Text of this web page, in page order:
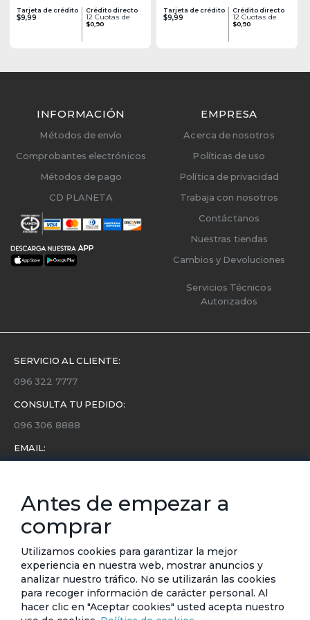
Tarjeta de crédito
$9,99
Crédito directo
12 Cuotas de
$0,90
Tarjeta de crédito
$9,99
Crédito directo
12 Cuotas de
$0,90
INFORMACIÓN
Métodos de envío
Comprobantes electrónicos
Métodos de pago
CD PLANETA
EMPRESA
Acerca de nosotros
Políticas de uso
Política de privacidad
Trabaja con nosotros
Contáctanos
Nuestras tiendas
Cambios y Devoluciones
Servicios Técnicos
Autorizados
SERVICIO AL CLIENTE:
096 322 7777
CONSULTA TU PEDIDO:
096 306 8888
EMAIL:
Conoce toda la información sobre últimas colecciones,
eventos y ofertas.
Subscríbete a nuestro newsletter
SUSCRIBIRSE
Antes de empezar a
comprar
Utilizamos cookies para garantizar la mejor
experiencia en nuestra web, mostrar anuncios y
analizar nuestro tráfico. No se utilizarán las cookies
para recoger información de carácter personal. Al
hacer clic en "Aceptar cookies" usted acepta nuestro